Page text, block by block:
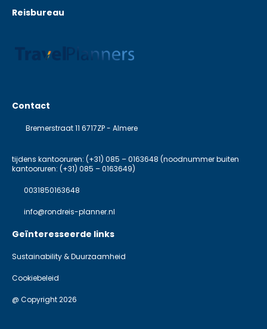
Reisbureau
Contact
Bremerstraat 11 6717ZP - Almere
tijdens kantooruren: (+31) 085 – 0163648 (noodnummer buiten
kantooruren: (+31) 085 – 0163649)
0031850163648
info@rondreis-planner.nl
Geïnteresseerde links
Sustainability & Duurzaamheid
Cookiebeleid
@ Copyright 2026